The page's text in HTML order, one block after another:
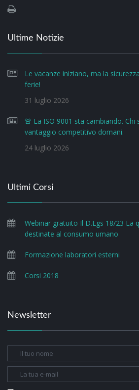
Ultime Notizie
Le vacanze iniziano, ma la
ferie!
31 luglio 2026
🚨 La ISO 9001 sta cambiando. Chi
vantaggio competitivo domani.
24 luglio 2026
Ultimi Corsi
Webinar gratuito Il D.Lgs 18/23 La
destinate al consumo umano
Formazione laboratori esterni
Corsi 2018
Newsletter